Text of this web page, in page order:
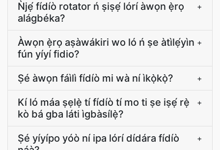
Ǹjẹ́ fídíò rotator ń ṣiṣẹ́ lórí àwọn ẹ̀rọ
alágbéka?
+
Àwọn ẹ̀rọ aṣàwákiri wo ló ń ṣe àtìlẹ́yìn
fún yíyí fidio?
+
Ṣé àwọn fáìlì fídíò mi wà ní ìkọ̀kọ̀? +
Kí ló máa ṣẹlẹ̀ tí fídíò tí mo ti ṣe iṣẹ́ rẹ̀
kò bá gba láti ìgbàsílẹ̀?
+
Ṣé yíyípo yóò ní ipa lórí dídára fídíò
+